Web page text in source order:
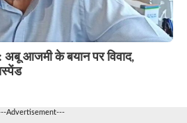
आजमी के बयान पर विवाद,
Advertisement---